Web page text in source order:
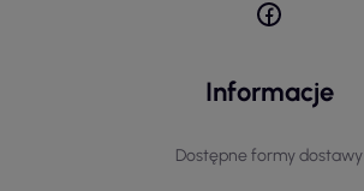
Informacje
Dostępne formy dostawy